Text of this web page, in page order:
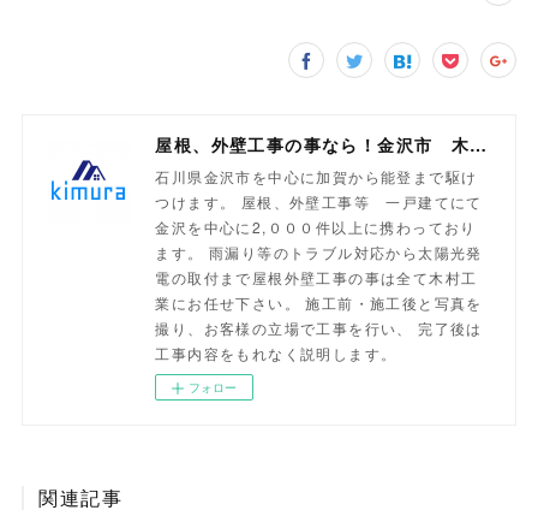
屋根、外壁工事の事なら！金沢市 木村工業
石川県金沢市を中心に加賀から能登まで駆け
つけます。 屋根、外壁工事等 一戸建てにて
金沢を中心に2,０００件以上に携わっており
ます。 雨漏り等のトラブル対応から太陽光発
電の取付まで屋根外壁工事の事は全て木村工
業にお任せ下さい。 施工前・施工後と写真を
撮り、お客様の立場で工事を行い、 完了後は
工事内容をもれなく説明します。
フォロー
関連記事